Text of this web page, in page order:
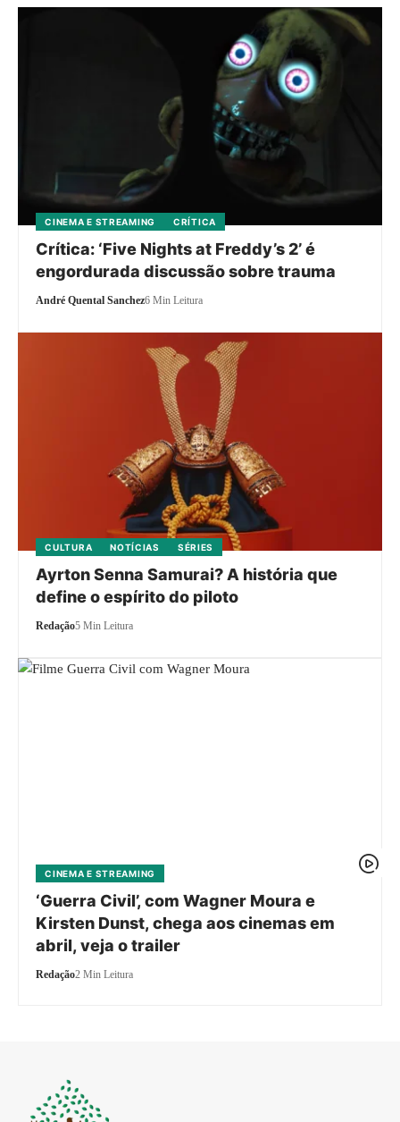
CINEMA E STREAMING CRÍTICA
Crítica: ‘Five Nights at Freddy’s 2’ é
engordurada discussão sobre trauma
André Quental Sanchez6 Min Leitura
CULTURA NOTÍCIAS SÉRIES
Ayrton Senna Samurai? A história que
define o espírito do piloto
Redação5 Min Leitura
CINEMA E STREAMING
‘Guerra Civil’, com Wagner Moura e
Kirsten Dunst, chega aos cinemas em
abril, veja o trailer
Redação2 Min Leitura